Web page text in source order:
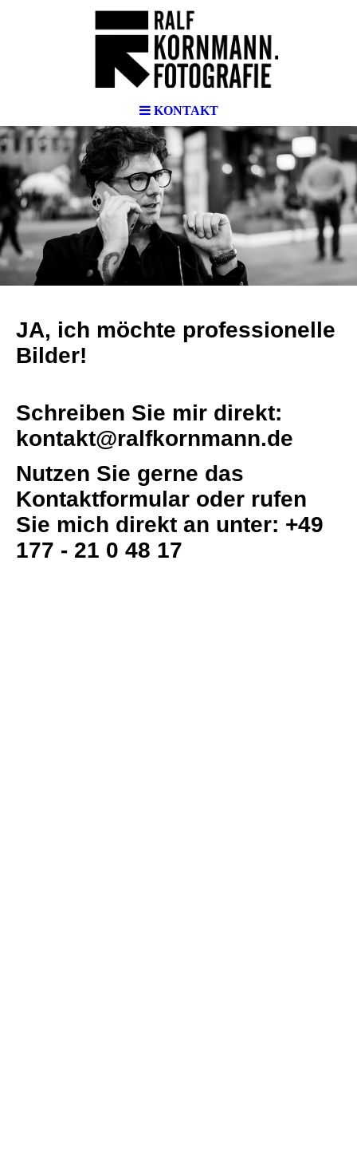
KONTAKT
FEN.
JA, ich möchte professionelle
Bilder!
Schreiben Sie mir direkt:
kontakt@ralfkornmann.de
Nutzen Sie gerne das
Kontaktformular oder rufen
Sie mich direkt an unter: +49
177 - 21 0 48 17